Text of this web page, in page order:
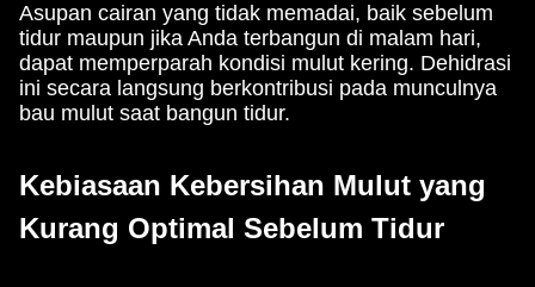
Asupan cairan yang tidak memadai, baik sebelum
tidur maupun jika Anda terbangun di malam hari,
dapat memperparah kondisi mulut kering. Dehidrasi
ini secara langsung berkontribusi pada munculnya
bau mulut saat bangun tidur.
Kebiasaan Kebersihan Mulut yang
Kurang Optimal Sebelum Tidur